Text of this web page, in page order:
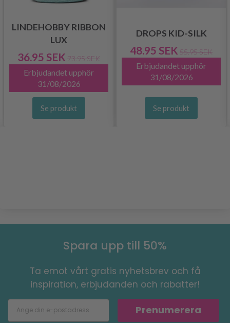
LINDEHOBBY RIBBON
LUX
36.95 SEK 73.95 SEK
Erbjudandet upphör
31/08/2026
Se produkt
DROPS KID-SILK
48.95 SEK 55.95 SEK
Erbjudandet upphör
31/08/2026
Se produkt
Spara upp till 50%
Ta emot vårt gratis nyhetsbrev och få
inspiration, erbjudanden och rabatter!
Prenumerera